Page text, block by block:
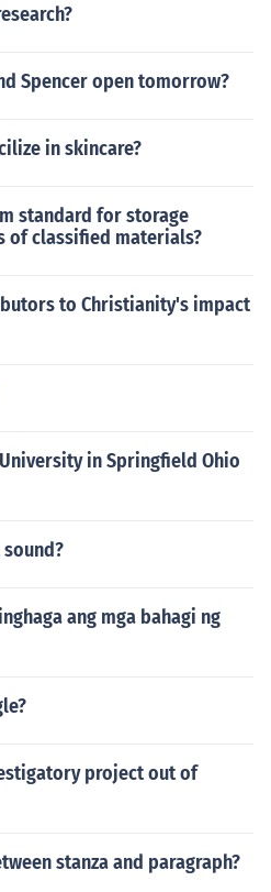
Spencer open tomorrow?
in skincare?
standard for storage
of classified materials?
to Christianity's impact
in Springfield Ohio
ang mga bahagi ng
project out of
stanza and paragraph?